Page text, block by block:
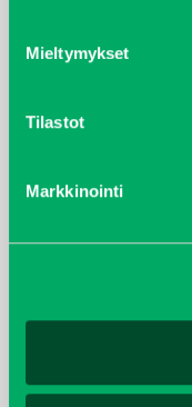
Mieltymykset
Tilastot
Markkinointi
kesäkuu 2021
helmikuu 2019
elokuu 2018